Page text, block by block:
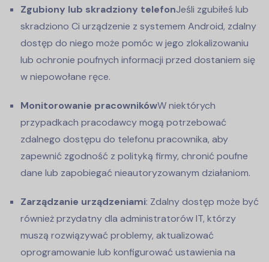
Zgubiony lub skradziony telefonJeśli zgubiłeś lub
skradziono Ci urządzenie z systemem Android, zdalny
dostęp do niego może pomóc w jego zlokalizowaniu
lub ochronie poufnych informacji przed dostaniem się
w niepowołane ręce.
Monitorowanie pracownikówW niektórych
przypadkach pracodawcy mogą potrzebować
zdalnego dostępu do telefonu pracownika, aby
zapewnić zgodność z polityką firmy, chronić poufne
dane lub zapobiegać nieautoryzowanym działaniom.
Zarządzanie urządzeniami: Zdalny dostęp może być
również przydatny dla administratorów IT, którzy
muszą rozwiązywać problemy, aktualizować
oprogramowanie lub konfigurować ustawienia na